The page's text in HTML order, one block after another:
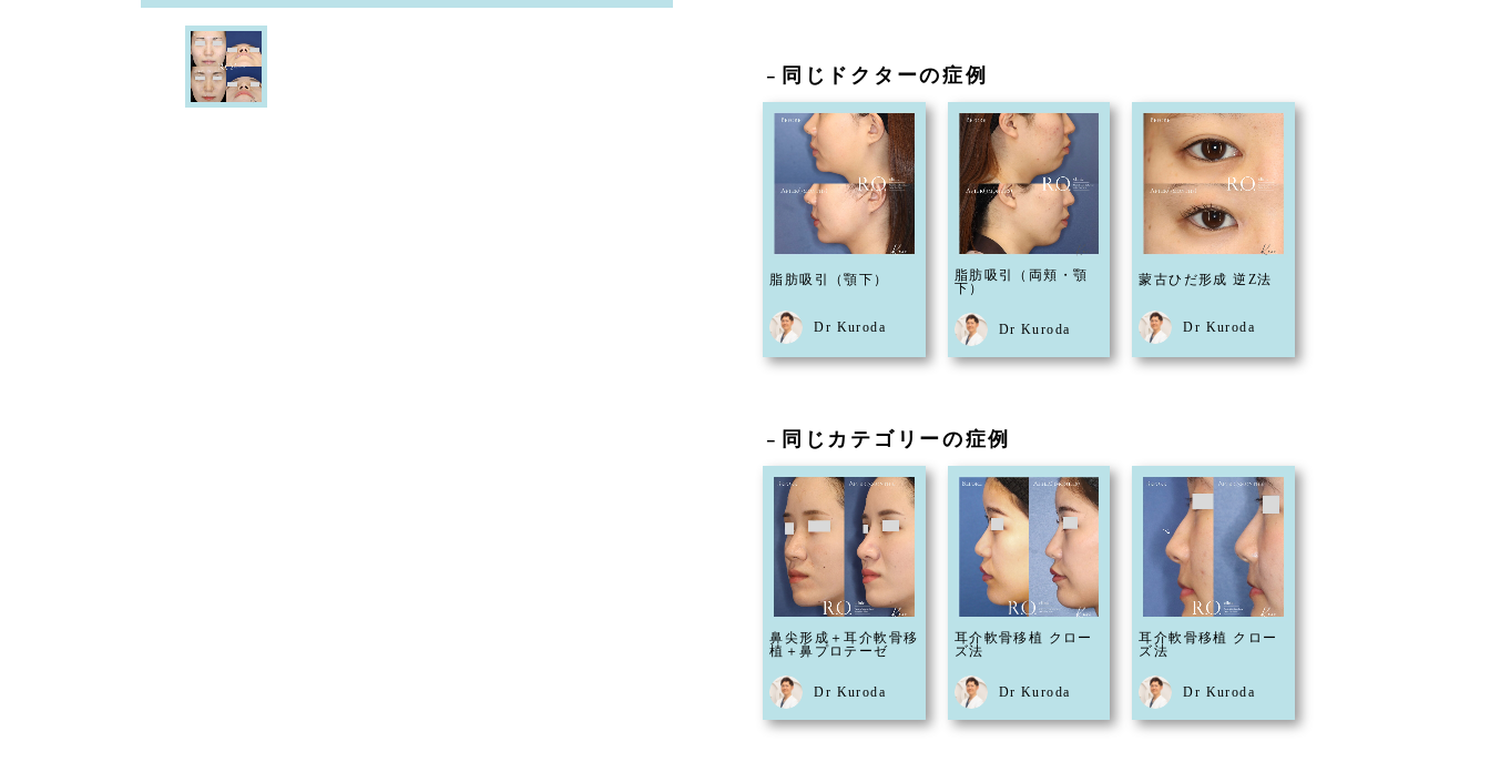
－ 同じドクターの症例
脂肪吸引（顎下）
Dr Kuroda
脂肪吸引（両頬・顎
下）
Dr Kuroda
蒙古ひだ形成 逆Z法
Dr Kuroda
－ 同じカテゴリーの症例
鼻尖形成＋耳介軟骨移
植＋鼻プロテーゼ
Dr Kuroda
耳介軟骨移植 クロー
ズ法
Dr Kuroda
耳介軟骨移植 クロー
ズ法
Dr Kuroda